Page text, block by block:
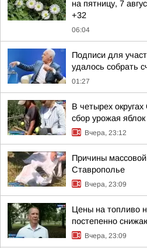
на пятницу, 7
+32
06:04
Подписи для
удалось собрать
01:27
В четырех
сбор урожая яблок
Вчера, 23:12
Причины
Ставрополье
Вчера, 23:09
Цены на топливо
постепенно
Вчера, 23:09